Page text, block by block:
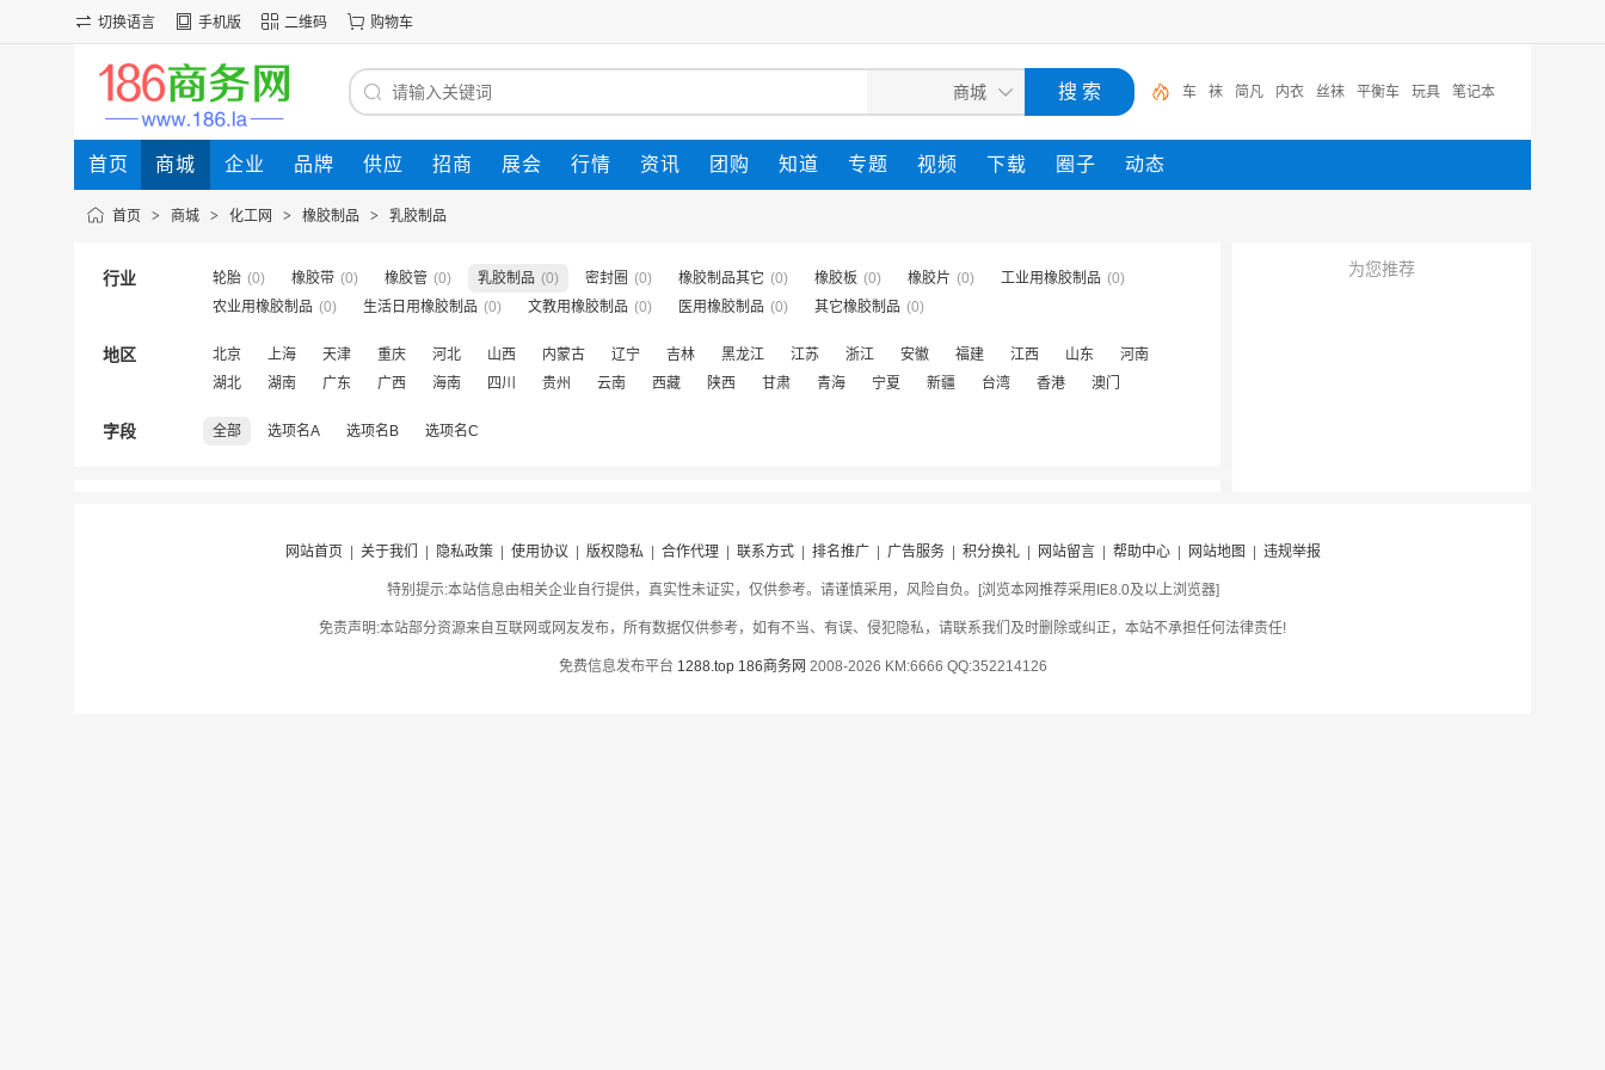
切换语言 手机版 二维码 购物车
车 袜 简凡 内衣 丝袜 平衡车 玩具 笔记本
首页 商城 企业 品牌 供应 招商 展会 行情 资讯 团购 知道 专题 视频 下载 圈子 动态
首页 > 商城 > 化工网 > 橡胶制品 > 乳胶制品
行业 轮胎 (0) 橡胶带 (0) 橡胶管 (0) 乳胶制品 (0) 密封圈 (0) 橡胶制品其它 (0) 橡胶板 (0) 橡胶片 (0) 工业用橡胶制品 (0)
农业用橡胶制品 (0) 生活日用橡胶制品 (0) 文教用橡胶制品 (0) 医用橡胶制品 (0) 其它橡胶制品 (0)
地区 北京 上海 天津 重庆 河北 山西 内蒙古 辽宁 吉林 黑龙江 江苏 浙江 安徽 福建 江西 山东
河南
湖北
湖南 广东 广西 海南 四川 贵州 云南 西藏 陕西 甘肃 青海 宁夏 新疆 台湾 香港 澳门
字段 全部 选项名A 选项名B 选项名C
为您推荐
网站首页 关于我们 隐私政策| 使用协议 版权隐私| 合作代理| 联系方式| 排名推广| 广告服务| 积分换礼| 网站留言| 帮助中心| 网站地图 违规举报
特别提示:本站信息由相关企业自行提供，真实性未证实，仅供参考。请谨慎采用，风险自负。[浏览本网推荐采用IE8.0及以上浏览器]
免责声明:本站部分资源来自互联网或网友发布，所有数据仅供参考，如有不当、有误、侵犯隐私，请联系我们及时删除或纠正，本站不承担任何法律责任!
免费信息发布平台 1288.top 186商务网 2008-2026 KM:6666 QQ:352214126